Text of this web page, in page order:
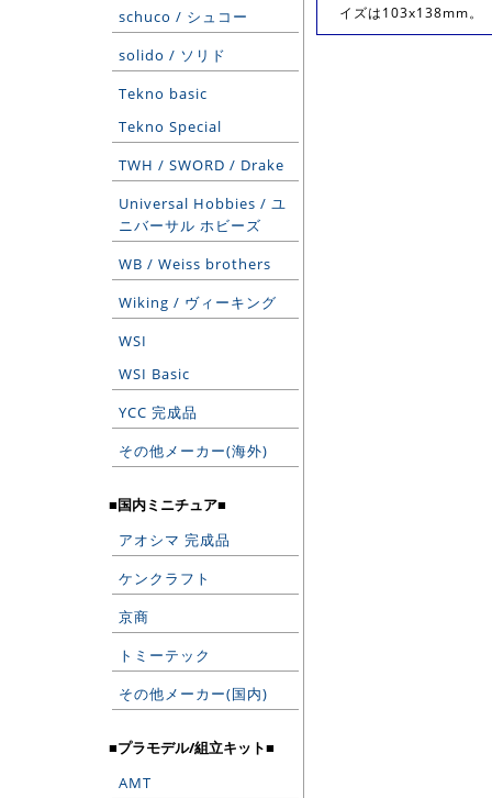
schuco / シュコー
solido / ソリド
Tekno basic
Tekno Special
TWH / SWORD / Drake
Universal Hobbies / ユ
ニバーサル ホビーズ
WB / Weiss brothers
Wiking / ヴィーキング
WSI
WSI Basic
YCC 完成品
その他メーカー(海外)
■国内ミニチュア■
アオシマ 完成品
ケンクラフト
京商
トミーテック
その他メーカー(国内)
■プラモデル/組立キット■
AMT
イズは103x138mm。